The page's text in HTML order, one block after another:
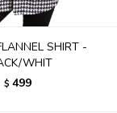
SHIRT -
WHIT
$ 499